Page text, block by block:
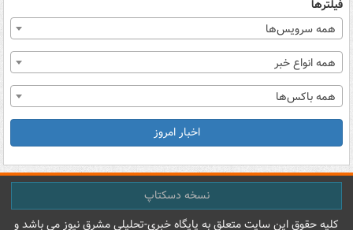
فیلترها
همه سرویس‌ها
همه انواع خبر
همه باکس‌ها
اخبار امروز
نسخه دسکتاپ
کليه حقوق اين سايت متعلق به پایگاه خبري-تحليلي مشرق نيوز می باشد و